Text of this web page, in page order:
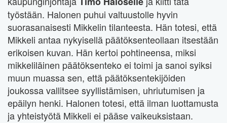
työstään. Halonen puhui valtuustolle hyvin
suorasanaisesti Mikkelin tilanteesta. Hän totesi, että
Mikkeli antaa nykyisellä päätöksenteollaan itsestään
erikoisen kuvan. Hän kertoi pohtineensa, miksi
mikkeliläinen päätöksenteko ei toimi ja sanoi syiksi
muun muassa sen, että päätöksentekijöiden
joukossa vallitsee syyllistämisen, uhriutumisen ja
epäilyn henki. Halonen totesi, että ilman luottamusta
ja yhteistyötä Mikkeli ei pääse vaikeuksistaan.